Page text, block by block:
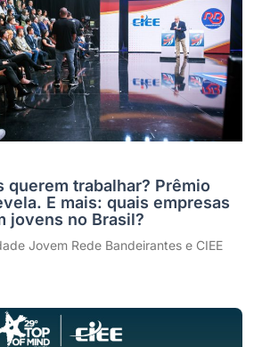
querem trabalhar? Prêmio
E mais: quais empresas
jovens no Brasil?
Jovem Rede Bandeirantes e CIEE